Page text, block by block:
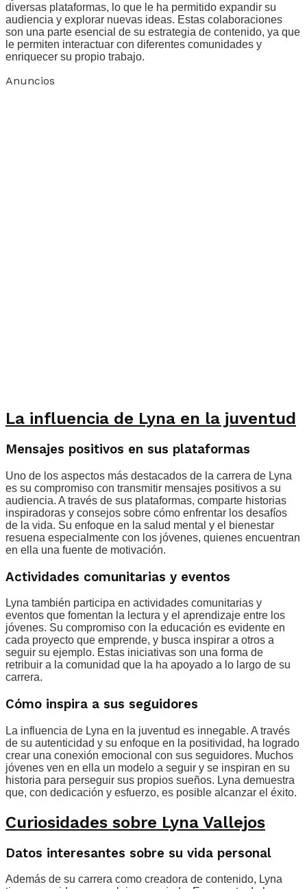
diversas plataformas, lo que le ha permitido expandir su
audiencia y explorar nuevas ideas. Estas colaboraciones
son una parte esencial de su estrategia de contenido, ya que
le permiten interactuar con diferentes comunidades y
enriquecer su propio trabajo.
Anuncios
La influencia de Lyna en la juventud
Mensajes positivos en sus plataformas
Uno de los aspectos más destacados de la carrera de Lyna
es su compromiso con transmitir mensajes positivos a su
audiencia. A través de sus plataformas, comparte historias
inspiradoras y consejos sobre cómo enfrentar los desafíos
de la vida. Su enfoque en la salud mental y el bienestar
resuena especialmente con los jóvenes, quienes encuentran
en ella una fuente de motivación.
Actividades comunitarias y eventos
Lyna también participa en actividades comunitarias y
eventos que fomentan la lectura y el aprendizaje entre los
jóvenes. Su compromiso con la educación es evidente en
cada proyecto que emprende, y busca inspirar a otros a
seguir su ejemplo. Estas iniciativas son una forma de
retribuir a la comunidad que la ha apoyado a lo largo de su
carrera.
Cómo inspira a sus seguidores
La influencia de Lyna en la juventud es innegable. A través
de su autenticidad y su enfoque en la positividad, ha logrado
crear una conexión emocional con sus seguidores. Muchos
jóvenes ven en ella un modelo a seguir y se inspiran en su
historia para perseguir sus propios sueños. Lyna demuestra
que, con dedicación y esfuerzo, es posible alcanzar el éxito.
Curiosidades sobre Lyna Vallejos
Datos interesantes sobre su vida personal
Además de su carrera como creadora de contenido, Lyna